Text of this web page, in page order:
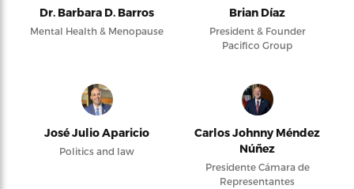
Dr. Barbara D. Barros
Mental Health & Menopause
Brian Díaz
President & Founder
Pacifico Group
José Julio Aparicio
Politics and law
Carlos Johnny Méndez
Núñez
Presidente Cámara de
Representantes